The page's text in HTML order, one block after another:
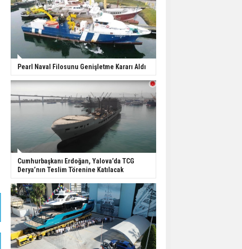
Pearl Naval Filosunu Genişletme Kararı Aldı
Cumhurbaşkanı Erdoğan, Yalova’da TCG
Derya’nın Teslim Törenine Katılacak